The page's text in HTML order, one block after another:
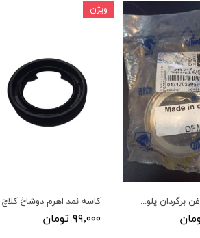
۹۹,۰۰۰ تومان
ویژن
کاسه نمد روغن برگردان پلوس دانگ فانگ ایساکو